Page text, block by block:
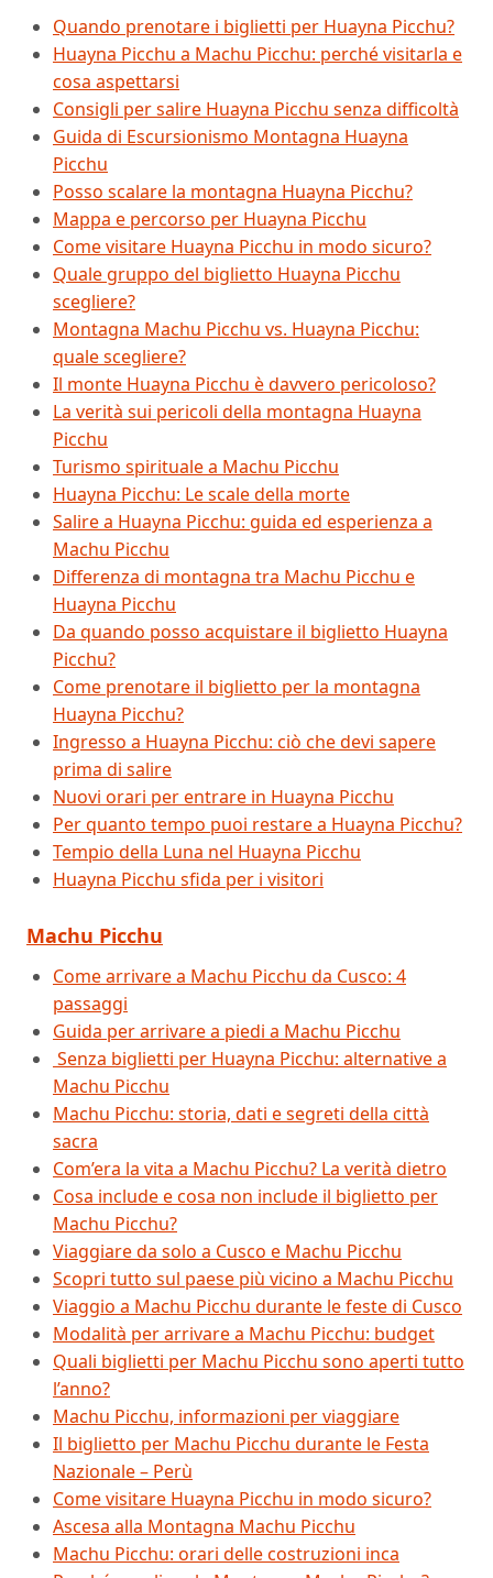
Quando prenotare i biglietti per Huayna Picchu?
Huayna Picchu a Machu Picchu: perché visitarla e
cosa aspettarsi
Consigli per salire Huayna Picchu senza difficoltà
Guida di Escursionismo Montagna Huayna
Picchu
Posso scalare la montagna Huayna Picchu?
Mappa e percorso per Huayna Picchu
Come visitare Huayna Picchu in modo sicuro?
Quale gruppo del biglietto Huayna Picchu
scegliere?
Montagna Machu Picchu vs. Huayna Picchu:
quale scegliere?
Il monte Huayna Picchu è davvero pericoloso?
La verità sui pericoli della montagna Huayna
Picchu
Turismo spirituale a Machu Picchu
Huayna Picchu: Le scale della morte
Salire a Huayna Picchu: guida ed esperienza a
Machu Picchu
Differenza di montagna tra Machu Picchu e
Huayna Picchu
Da quando posso acquistare il biglietto Huayna
Picchu?
Come prenotare il biglietto per la montagna
Huayna Picchu?
Ingresso a Huayna Picchu: ciò che devi sapere
prima di salire
Nuovi orari per entrare in Huayna Picchu
Per quanto tempo puoi restare a Huayna Picchu?
Tempio della Luna nel Huayna Picchu
Huayna Picchu sfida per i visitori
Machu Picchu
Come arrivare a Machu Picchu da Cusco: 4
passaggi
Guida per arrivare a piedi a Machu Picchu
Senza biglietti per Huayna Picchu: alternative a
Machu Picchu
Machu Picchu: storia, dati e segreti della città
sacra
Com’era la vita a Machu Picchu? La verità dietro
Cosa include e cosa non include il biglietto per
Machu Picchu?
Viaggiare da solo a Cusco e Machu Picchu
Scopri tutto sul paese più vicino a Machu Picchu
Viaggio a Machu Picchu durante le feste di Cusco
Modalità per arrivare a Machu Picchu: budget
Quali biglietti per Machu Picchu sono aperti tutto
l’anno?
Machu Picchu, informazioni per viaggiare
Il biglietto per Machu Picchu durante le Festa
Nazionale – Perù
Come visitare Huayna Picchu in modo sicuro?
Ascesa alla Montagna Machu Picchu
Machu Picchu: orari delle costruzioni inca